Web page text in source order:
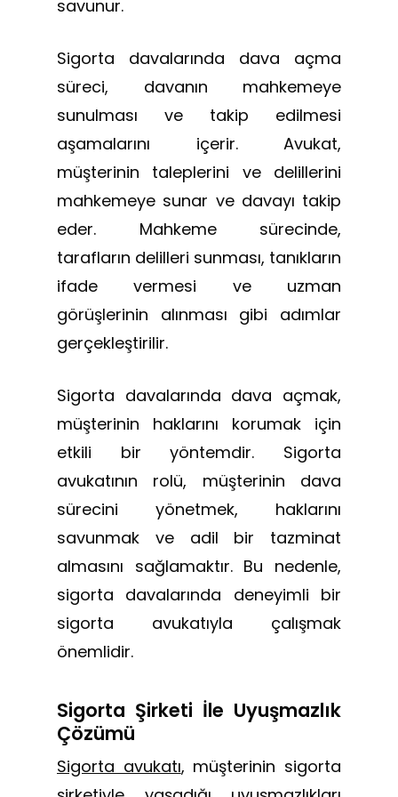
savunur.
Sigorta davalarında dava açma
süreci, davanın mahkemeye
sunulması ve takip edilmesi
aşamalarını içerir. Avukat,
müşterinin taleplerini ve delillerini
mahkemeye sunar ve davayı takip
eder. Mahkeme sürecinde,
tarafların delilleri sunması, tanıkların
ifade vermesi ve uzman
görüşlerinin alınması gibi adımlar
gerçekleştirilir.
Sigorta davalarında dava açmak,
müşterinin haklarını korumak için
etkili bir yöntemdir. Sigorta
avukatının rolü, müşterinin dava
sürecini yönetmek, haklarını
savunmak ve adil bir tazminat
almasını sağlamaktır. Bu nedenle,
sigorta davalarında deneyimli bir
sigorta avukatıyla çalışmak
önemlidir.
Sigorta Şirketi İle Uyuşmazlık
Çözümü
Sigorta avukatı, müşterinin sigorta